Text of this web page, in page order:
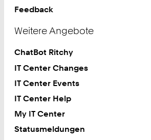
Feedback
Weitere Angebote
ChatBot Ritchy
IT Center Changes
IT Center Events
IT Center Help
My IT Center
Statusmeldungen